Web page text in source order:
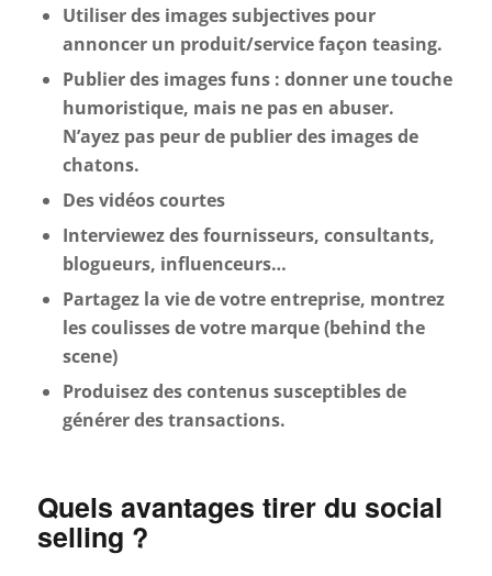
Utiliser des images subjectives pour
annoncer un produit/service façon teasing.
Publier des images funs : donner une touche
humoristique, mais ne pas en abuser.
N’ayez pas peur de publier des images de
chatons.
Des vidéos courtes
Interviewez des fournisseurs, consultants,
blogueurs, influenceurs…
Partagez la vie de votre entreprise, montrez
les coulisses de votre marque (behind the
scene)
Produisez des contenus susceptibles de
générer des transactions.
Quels avantages tirer du social
selling ?